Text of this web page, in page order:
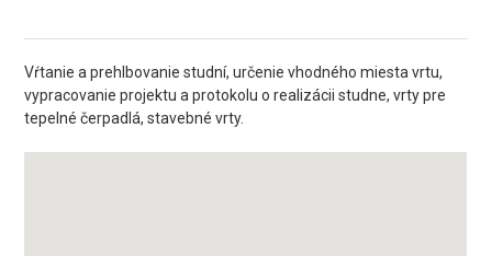
Vŕtanie a prehlbovanie studní, určenie vhodného miesta vrtu,
vypracovanie projektu a protokolu o realizácii studne, vrty pre
tepelné čerpadlá, stavebné vrty.